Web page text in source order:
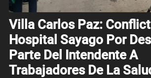
Villa Carlos Paz:
Hospital Sayago Por
Parte Del Intendente A
Trabajadores De La